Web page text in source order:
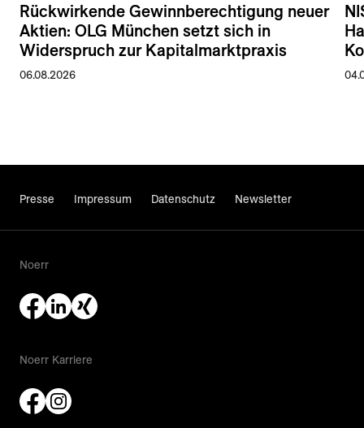
Rückwirkende Gewinnberechtigung neuer
Aktien: OLG München setzt sich in
Widerspruch zur Kapitalmarktpraxis
06.08.2026
Presse Impressum Datenschutz Newsletter
Noerr
Noerr Karriere